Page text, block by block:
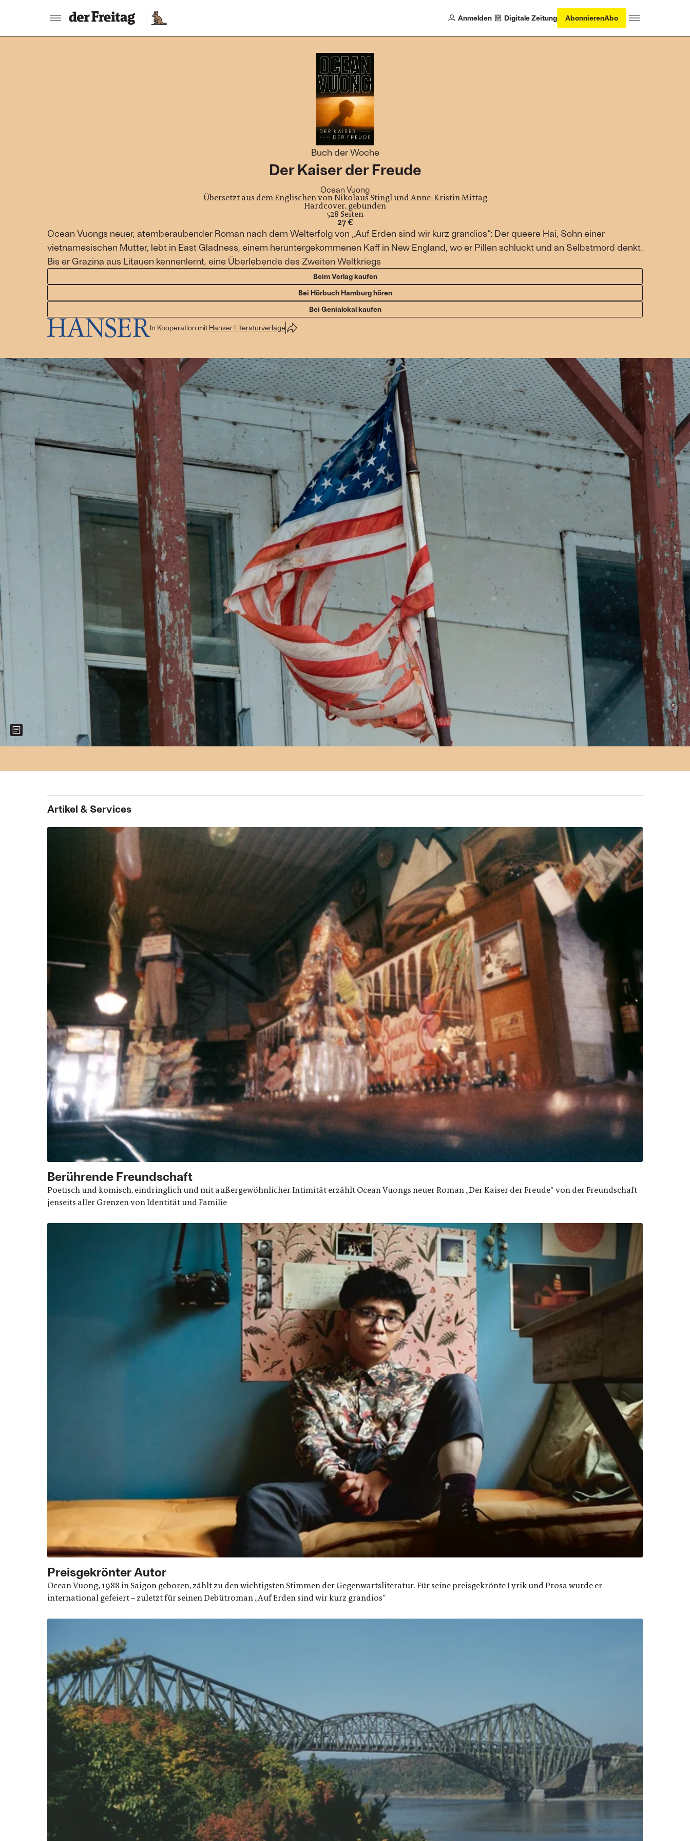
Anmelden Digitale Zeitung AbonnierenAbo
Buch der Woche
Der Kaiser der Freude
Ocean Vuong
Übersetzt aus dem Englischen von Nikolaus Stingl und Anne-Kristin Mittag
Hardcover, gebunden
528 Seiten
27 €
Ocean Vuongs neuer, atemberaubender Roman nach dem Welterfolg von „Auf Erden sind wir kurz grandios“: Der queere Hai, Sohn einer
vietnamesischen Mutter, lebt in East Gladness, einem heruntergekommenen Kaff in New England, wo er Pillen schluckt und an Selbstmord denkt.
Bis er Grazina aus Litauen kennenlernt, eine Überlebende des Zweiten Weltkriegs
Beim Verlag kaufen
Bei Hörbuch Hamburg hören
Bei Genialokal kaufen
In Kooperation mit Hanser Literaturverlage
Show more information about the image
Artikel & Services
Berührende Freundschaft
Poetisch und komisch, eindringlich und mit außergewöhnlicher Intimität erzählt Ocean Vuongs neuer Roman „Der Kaiser der Freude“ von der Freundschaft
jenseits aller Grenzen von Identität und Familie
Preisgekrönter Autor
Ocean Vuong, 1988 in Saigon geboren, zählt zu den wichtigsten Stimmen der Gegenwartsliteratur. Für seine preisgekrönte Lyrik und Prosa wurde er
international gefeiert – zuletzt für seinen Debütroman „Auf Erden sind wir kurz grandios“